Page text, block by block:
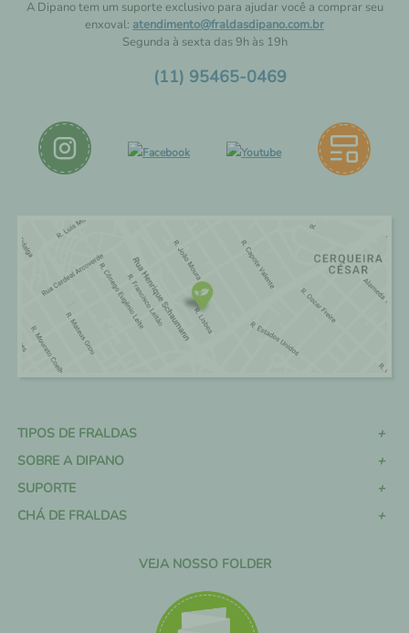
A Dipano tem um suporte exclusivo para ajudar você a comprar seu
enxoval: atendimento@fraldasdipano.com.br
Segunda à sexta das 9h às 19h
(11) 95465-0469
TIPOS DE FRALDAS
SOBRE A DIPANO
SUPORTE
CHÁ DE FRALDAS
VEJA NOSSO FOLDER